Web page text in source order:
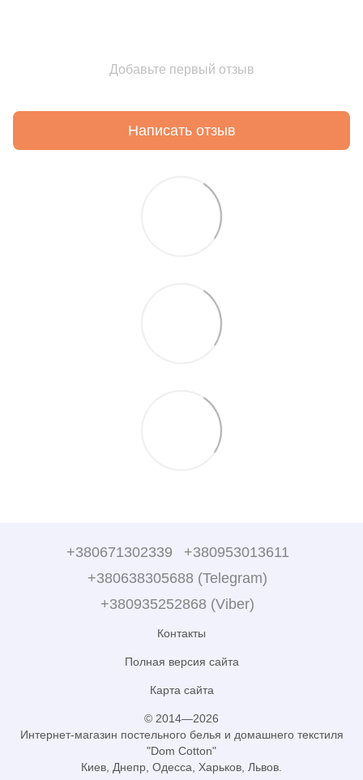
Добавьте первый отзыв
Написать отзыв
+380671302339
+380953013611
+380638305688 (Telegram)
+380935252868 (Viber)
Контакты
Полная версия сайта
Карта сайта
© 2014—2026
Интернет-магазин постельного белья и домашнего текстиля
"Dom Cotton"
Киев, Днепр, Одесса, Харьков, Львов.